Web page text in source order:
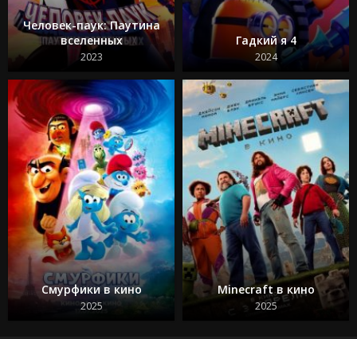
Человек-паук: Паутина
вселенных
2023
Гадкий я 4
2024
Смурфики в кино
2025
Minecraft в кино
2025